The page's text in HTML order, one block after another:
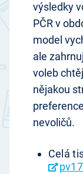
výsledky
PČR v
model
ale
voleb
nějakou
nevoličů.
Celá